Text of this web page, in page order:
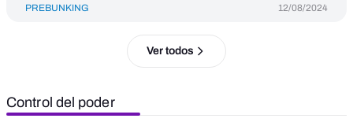
PREBUNKING 12/08/2024
Ver todos
Control del poder